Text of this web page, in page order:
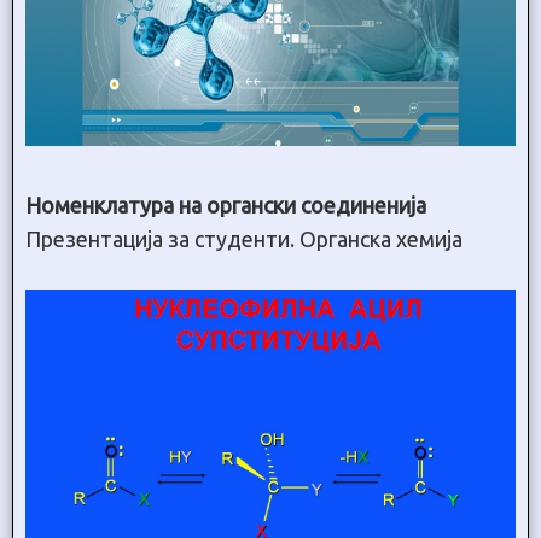
Номенклатура на органски соединенија
Презентација за студенти. Органска хемија